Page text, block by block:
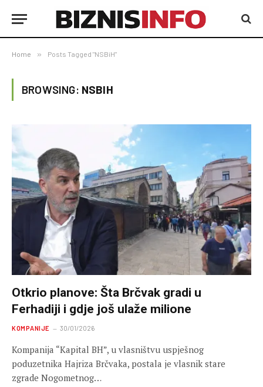
Home » Posts Tagged "NSBiH"
BROWSING: NSBIH
Otkrio planove: Šta Brčvak gradi u
Ferhadiji i gdje još ulaže milione
KOMPANIJE 30/01/2026
Kompanija “Kapital BH”, u vlasništvu uspješnog
poduzetnika Hajriza Brčvaka, postala je vlasnik stare
zgrade Nogometnog…